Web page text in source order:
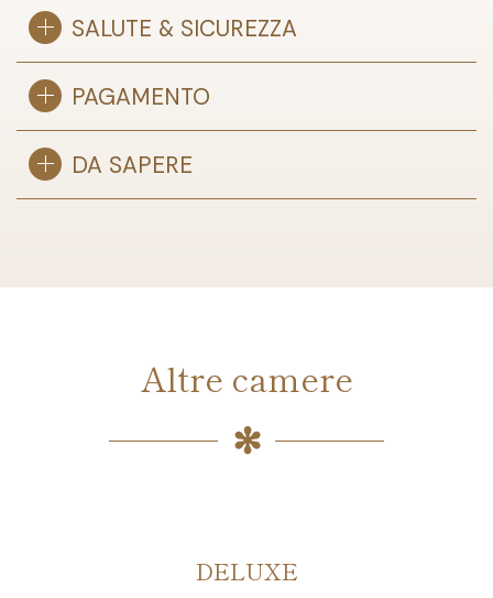
SALUTE & SICUREZZA
PAGAMENTO
DA SAPERE
Altre camere
DELUXE